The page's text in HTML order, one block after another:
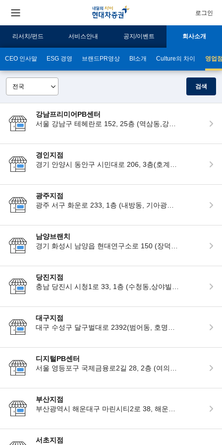
로그인
리서치/펀드 서비스안내 공지/이벤트 회사소개
CEO 인사말 ESG 경영 브랜드PR영상 BI소개 Culture의 차이 영업
검색
강남프리미어PB센터
경인지점
광주지점
남양브랜치
당진지점
대구지점
디지털PB센터
부산지점
서초지점